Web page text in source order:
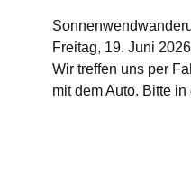
Freitag, 19. Juni
Wir treffen uns per
mit dem Auto. Bitte